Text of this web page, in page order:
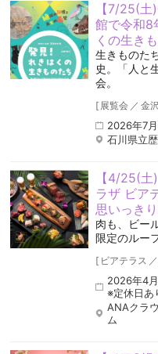
【7/25(
館で令和8
くの生き
生きものた
史。「人と
会。
[ 展覧会 ／ 金
2026年7
石川県立
【4/25(
ラザ ビア
思いっきり
肉も、ビー
限定のルー
[ ビアテラス ／
2026年4
※定休日あ
ANAクラ
ム